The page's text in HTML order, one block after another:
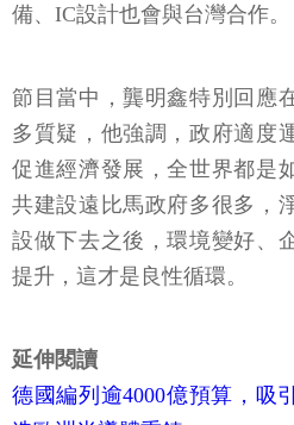
備、IC設計也會與台灣合作。
節目當中，龔明鑫特別回應
多質疑，他強調，政府適度
促進經濟發展，全世界都是
共建設遠比馬政府多很多，
設做下去之後，環境變好、
提升，這才是良性循環。
延伸閱讀
德國編列逾4000億預算，吸